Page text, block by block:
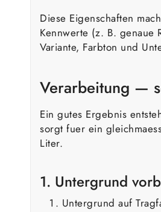
Diese Eigenschaften
Kennwerte (z. B. genaue
Variante, Farbton und
Verarbeitung —
Ein gutes Ergebnis
sorgt fuer ein
Liter.
1. Untergrund
Untergrund auf